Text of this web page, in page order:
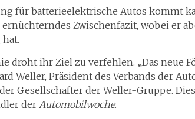
für batterieelektrische Autos kommt
Zwischenfazit, wobei er
droht ihr Ziel zu verfehlen. „Das neue
Weller, Präsident des Verbands der
Gesellschafter der Weller-Gruppe.
der Automobilwoche.